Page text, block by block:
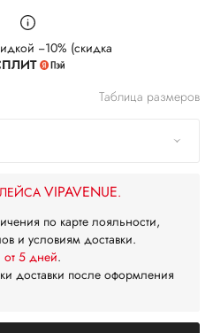
−10% (скидка
Таблица размеров
VIPAVENUE.
по карте лояльности,
и условиям доставки.
от 5 дней.
доставки после оформления